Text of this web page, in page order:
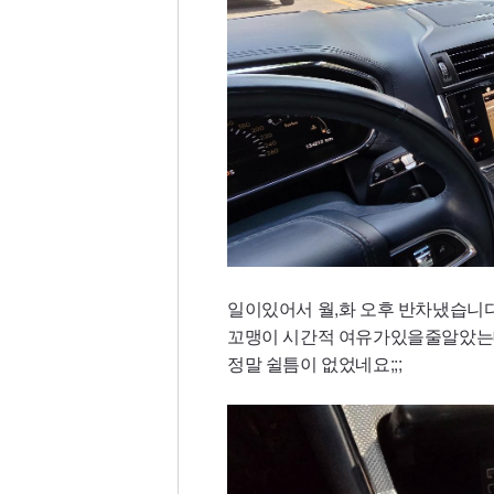
일이있어서 월,화 오후 반차냈습니
꼬맹이 시간적 여유가있을줄알았
정말 쉴틈이 없었네요;;;